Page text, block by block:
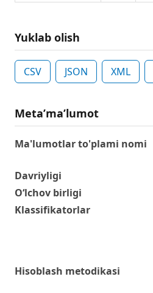
Yuklab olish
CSV JSON XML
Metaʼmaʼlumot
Ma'lumotlar to'plami nomi
Davriyligi
O‘lchov birligi
Klassifikatorlar
Hisoblash metodikasi